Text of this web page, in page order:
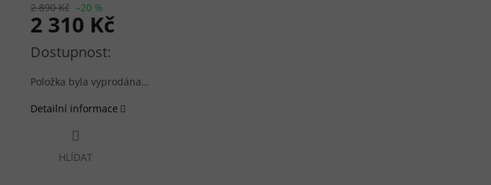
2 890 Kč –20 %
2 310 Kč
Měrná cena:
Položka byla vyprodána…
Detailní informace
HLÍDAT